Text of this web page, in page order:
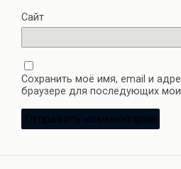
Сайт
Сохранить моё имя, email и
браузере для последующих